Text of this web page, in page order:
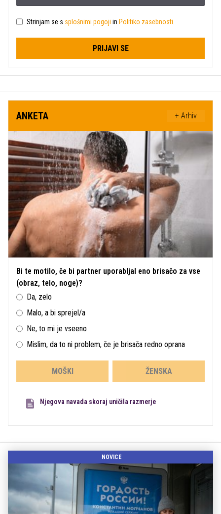
Strinjam se s splošnimi pogoji in Politiko zasebnosti
PRIJAVI SE
ANKETA + Arhiv
Bi te motilo, če bi partner uporabljal eno brisačo za vse
(obraz, telo, noge)?
Da, zelo
Malo, a bi sprejel/a
Ne, to mi je vseeno
Mislim, da to ni problem, če je brisača redno oprana
MOŠKI ŽENSKA
Njegova navada skoraj uničila razmerje
NOVICE